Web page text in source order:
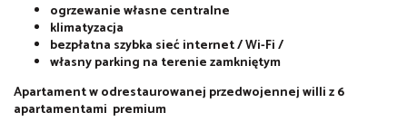
ogrzewanie własne centralne
klimatyzacja
bezpłatna szybka sieć internet / Wi-Fi /
własny parking na terenie zamkniętym
Apartament w odrestaurowanej przedwojennej willi z 6
apartamentami premium